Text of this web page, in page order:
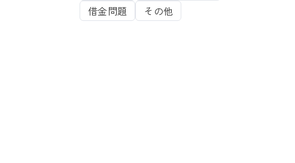
借金問題
その他